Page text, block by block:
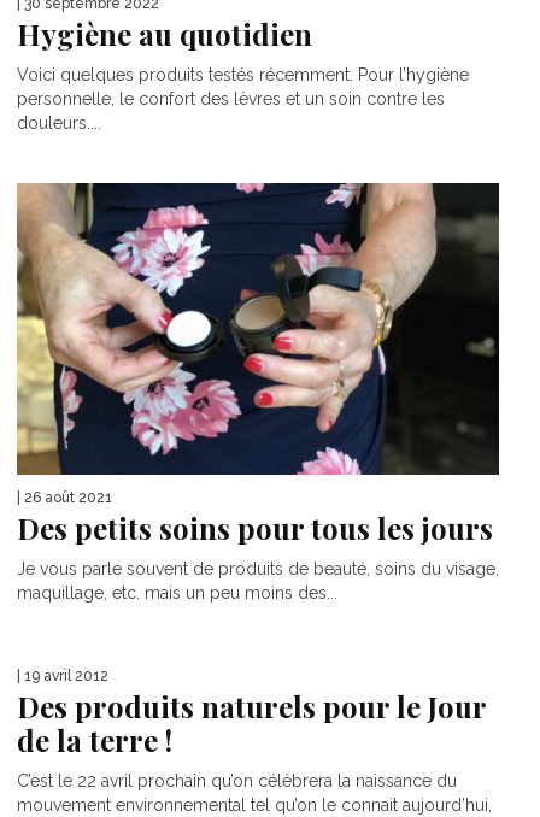
| 30 septembre 2022
Hygiène au quotidien
Voici quelques produits testés récemment. Pour l’hygiène
personnelle, le confort des lèvres et un soin contre les
douleurs....
| 26 août 2021
Des petits soins pour tous les jours
Je vous parle souvent de produits de beauté, soins du visage,
maquillage, etc. mais un peu moins des...
| 19 avril 2012
Des produits naturels pour le Jour
de la terre !
C’est le 22 avril prochain qu’on célèbrera la naissance du
mouvement environnemental tel qu’on le connait aujourd’hui,